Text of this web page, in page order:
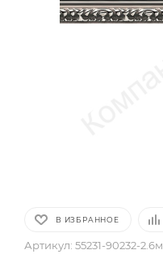
В ИЗБРАННОЕ
Артикул: 55231-90232-2.6м